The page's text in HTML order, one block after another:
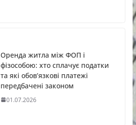
Оренда житла між ФОП і
фізособою: хто сплачує податки
та які обов’язкові платежі
передбачені законом
01.07.2026